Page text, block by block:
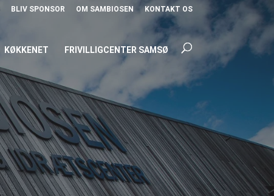
BLIV SPONSOR OM SAMBIOSEN KONTAKT OS
KØKKENET FRIVILLIGCENTER SAMSØ